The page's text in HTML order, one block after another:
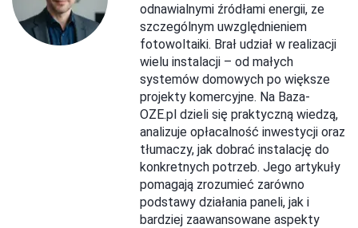
odnawialnymi źródłami energii, ze
szczególnym uwzględnieniem
fotowoltaiki. Brał udział w realizacji
wielu instalacji – od małych
systemów domowych po większe
projekty komercyjne. Na Baza-
OZE.pl dzieli się praktyczną wiedzą,
analizuje opłacalność inwestycji oraz
tłumaczy, jak dobrać instalację do
konkretnych potrzeb. Jego artykuły
pomagają zrozumieć zarówno
podstawy działania paneli, jak i
bardziej zaawansowane aspekty